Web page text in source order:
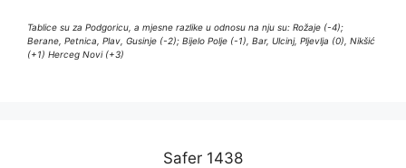
Tablice su za Podgoricu, a mjesne razlike u odnosu na nju su: Rožaje (-4);
Berane, Petnica, Plav, Gusinje (-2); Bijelo Polje (-1), Bar, Ulcinj, Pljevlja (0), Nikšić
(+1) Herceg Novi (+3)
Safer 1438